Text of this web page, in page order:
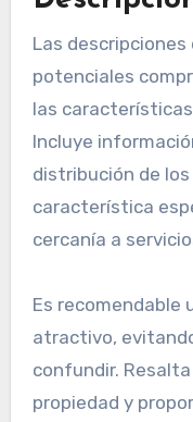
Las
potenciales
las
Incluye
distribución de
característica
cercanía a
Es recomendable
atractivo,
confundir.
propiedad y